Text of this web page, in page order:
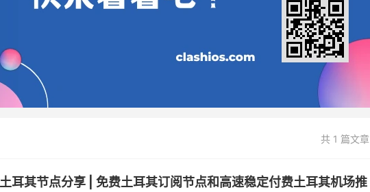
共 1 篇文章
土耳其节点分享 | 免费土耳其订阅节点和高速稳定付费土耳其机场推